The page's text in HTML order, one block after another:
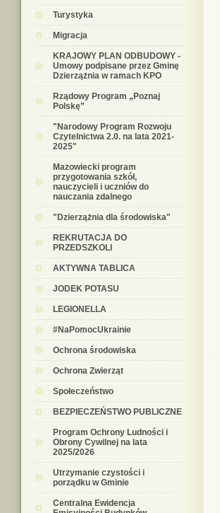
Turystyka
Migracja
KRAJOWY PLAN ODBUDOWY -
Umowy podpisane przez Gminę
Dzierzążnia w ramach KPO
Rządowy Program „Poznaj
Polskę”
"Narodowy Program Rozwoju
Czytelnictwa 2.0. na lata 2021-
2025"
Mazowiecki program
przygotowania szkół,
nauczycieli i uczniów do
nauczania zdalnego
"Dzierzążnia dla środowiska"
REKRUTACJA DO
PRZEDSZKOLI
AKTYWNA TABLICA
JODEK POTASU
LEGIONELLA
#NaPomocUkrainie
Ochrona środowiska
Ochrona Zwierząt
Społeczeństwo
BEZPIECZEŃSTWO PUBLICZNE
Program Ochrony Ludności i
Obrony Cywilnej na lata
2025/2026
Utrzymanie czystości i
porządku w Gminie
Centralna Ewidencja